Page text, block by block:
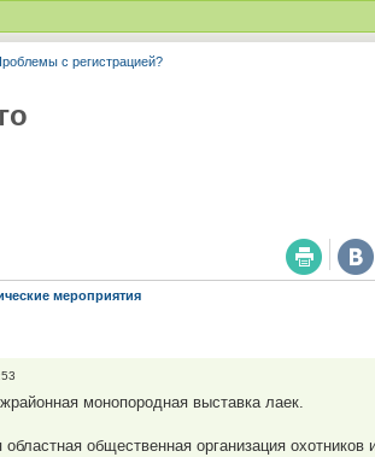
с регистрацией?
мероприятия
монопородная выставка лаек.
областная общественная организация